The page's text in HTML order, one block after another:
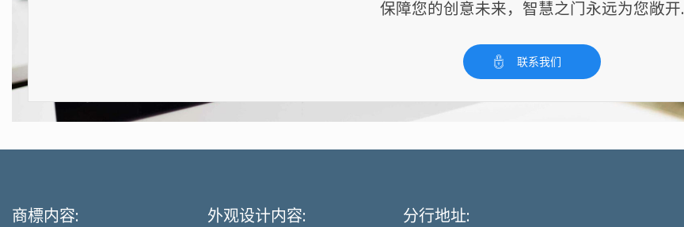
保障您的创意未来，智慧之门永远为您敞开.
联系我们
商標内容: 外观设计内容: 分行地址: